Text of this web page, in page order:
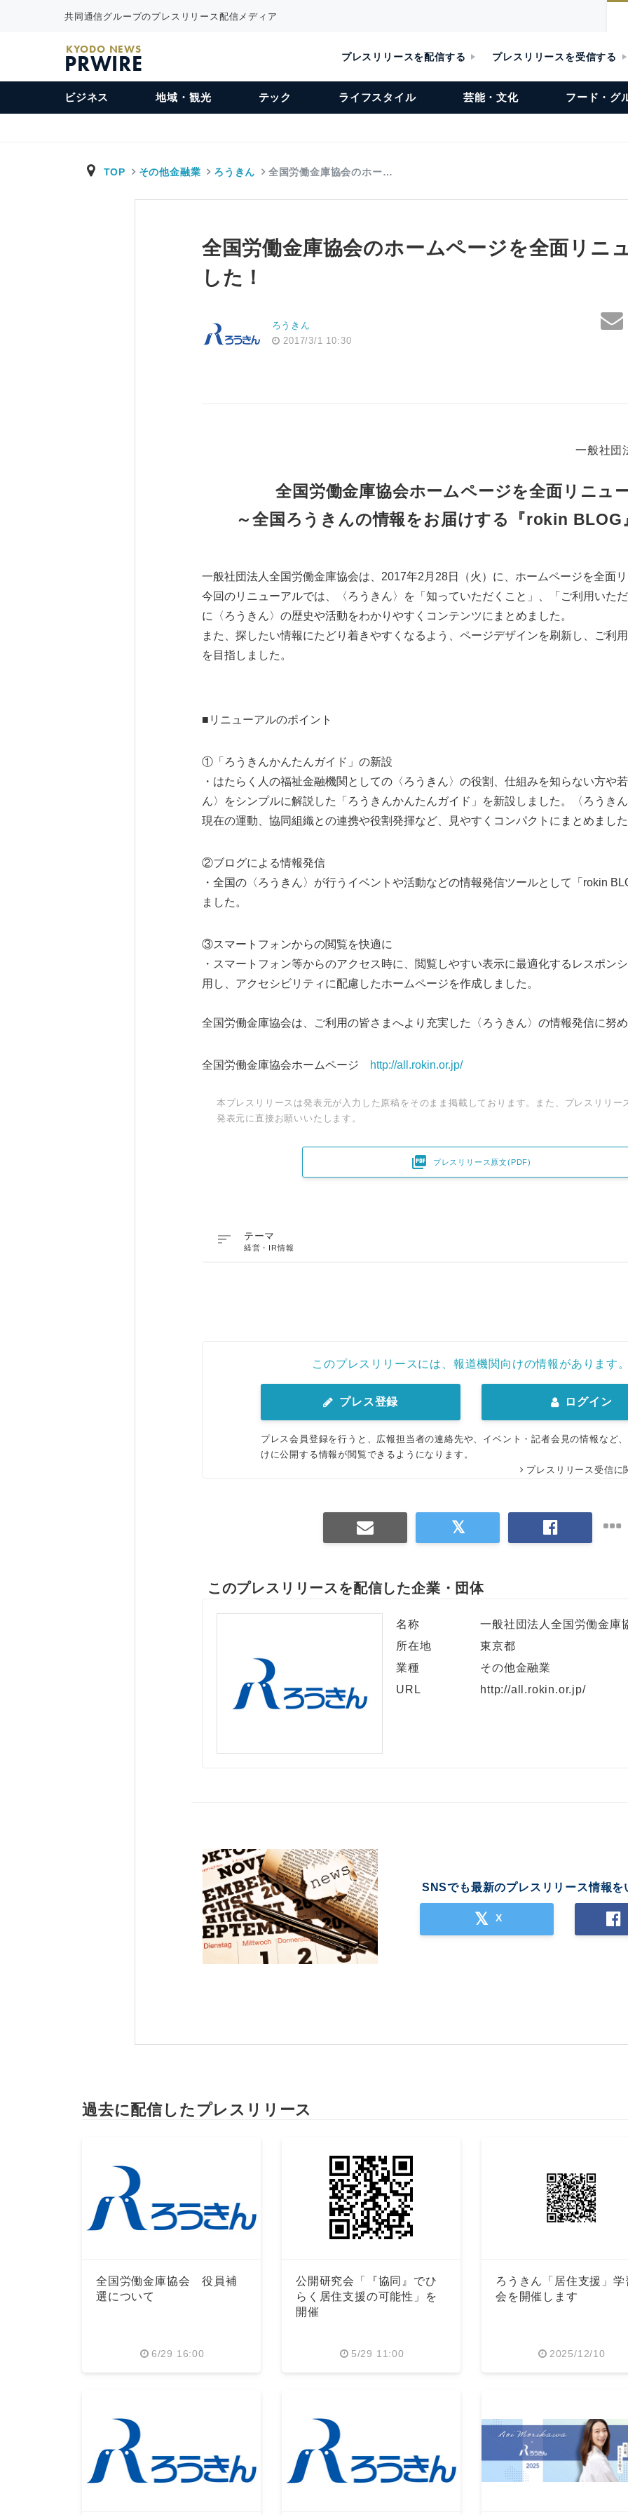
共同通信グループのプレスリリース配信メディア
KYODO NEWS
PRWIRE プレスリリースを配信する プレスリリースを受信する
ビジネス 地域・観光 テック ライフスタイル 芸能・文化 フード・グ
TOP その他金融業 ろうきん 全国労働金庫協会のホー…
全国労働金庫協会のホームページを全面リニ
した！
ろうきん
2017/3/1 10:30
一般社団
全国労働金庫協会ホームページを全面リニュ
～全国ろうきんの情報をお届けする『rokin BLOG
一般社団法人全国労働金庫協会は、2017年2月28日（火）に、ホームページを全面
今回のリニューアルでは、〈ろうきん〉を「知っていただくこと」、「ご利用いた
に〈ろうきん〉の歴史や活動をわかりやすくコンテンツにまとめました。
また、探したい情報にたどり着きやすくなるよう、ページデザインを刷新し、ご利
を目指しました。
■リニューアルのポイント
①「ろうきんかんたんガイド」の新設
・はたらく人の福祉金融機関としての〈ろうきん〉の役割、仕組みを知らない方や
ん〉をシンプルに解説した「ろうきんかんたんガイド」を新設しました。〈ろうき
現在の運動、協同組織との連携や役割発揮など、見やすくコンパクトにまとめまし
②ブログによる情報発信
・全国の〈ろうきん〉が行うイベントや活動などの情報発信ツールとして「rokin
ました。
③スマートフォンからの閲覧を快適に
・スマートフォン等からのアクセス時に、閲覧しやすい表示に最適化するレスポン
用し、アクセシビリティに配慮したホームページを作成しました。
全国労働金庫協会は、ご利用の皆さまへより充実した〈ろうきん〉の情報発信に努
全国労働金庫協会ホームページ http://all.rokin.or.jp/
本プレスリリースは発表元が入力した原稿をそのまま掲載しております。また、プレスリリー
発表元に直接お願いいたします。
 プレスリリース原文(PDF)
 テーマ
経営・IR情報
このプレスリリースには、報道機関向けの情報があります
プレス登録 ログイン
プレス会員登録を行うと、広報担当者の連絡先や、イベント・記者会見の情報など
けに公開する情報が閲覧できるようになります。
プレスリリース受信に
このプレスリリースを配信した企業・団体
名称
一般社団法人全国労働金庫
所在地
東京都
業種
その他金融業
URL
http://all.rokin.or.jp/
SNSでも最新のプレスリリース情報を
X
過去に配信したプレスリリース
全国労働金庫協会 役員補
選について
6/29 16:00
公開研究会「『協同』でひ
らく居住支援の可能性」を
開催
5/29 11:00
ろうきん「居住支援」学
会を開催します
2025/12/10
Japanese
English